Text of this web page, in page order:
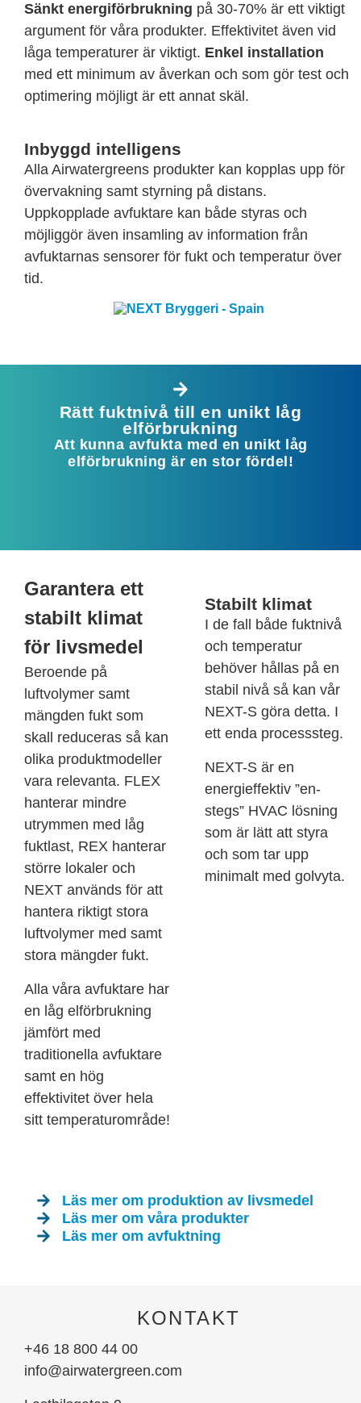
Sänkt energiförbrukning på 30-70% är ett viktigt
argument för våra produkter. Effektivitet även vid
låga temperaturer är viktigt. Enkel installation
med ett minimum av åverkan och som gör test och
optimering möjligt är ett annat skäl.
Inbyggd intelligens
Alla Airwatergreens produkter kan kopplas upp för
övervakning samt styrning på distans.
Uppkopplade avfuktare kan både styras och
möjliggör även insamling av information från
avfuktarnas sensorer för fukt och temperatur över
tid.
Rätt fuktnivå till en unikt låg
elförbrukning​
Att kunna avfukta med en unikt låg
elförbrukning är en stor fördel!
Garantera ett
stabilt klimat​
för livsmedel
Beroende på
luftvolymer samt
mängden fukt som
skall reduceras så kan
olika produktmodeller
vara relevanta. FLEX
hanterar mindre
utrymmen med låg
fuktlast, REX hanterar
större lokaler och
NEXT används för att
hantera riktigt stora
luftvolymer med samt
stora mängder fukt.
Alla våra avfuktare har
en låg elförbrukning
jämfört med
traditionella avfuktare
samt en hög
effektivitet över hela
sitt temperaturområde!
Stabilt klimat
I de fall både fuktnivå
och temperatur
behöver hållas på en
stabil nivå så kan vår
NEXT-S göra detta. I
ett enda processsteg.
NEXT-S är en
energieffektiv ”en-
stegs” HVAC lösning
som är lätt att styra
och som tar upp
minimalt med golvyta.
Läs mer om produktion av livsmedel
Läs mer om våra produkter
Läs mer om avfuktning
KONTAKT
+46 18 800 44 00
info@airwatergreen.com